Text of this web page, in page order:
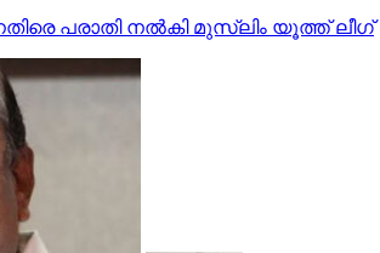
പരാതി നല്‍കി മുസ്‌ലിം യൂത്ത് ലീഗ്